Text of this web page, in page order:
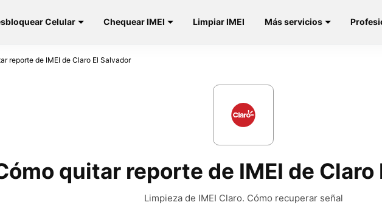
Celular Chequear IMEI Limpiar IMEI Más servicios
reporte de IMEI de Claro El Salvador
quitar reporte de IMEI de Claro
Limpieza de IMEI Claro. Cómo recuperar señal